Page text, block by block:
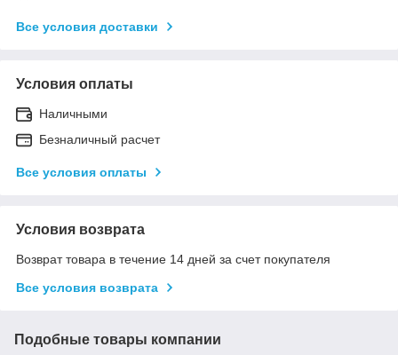
Все условия доставки
Условия оплаты
Наличными
Безналичный расчет
Все условия оплаты
Условия возврата
Возврат товара в течение 14 дней за счет покупателя
Все условия возврата
Подобные товары компании